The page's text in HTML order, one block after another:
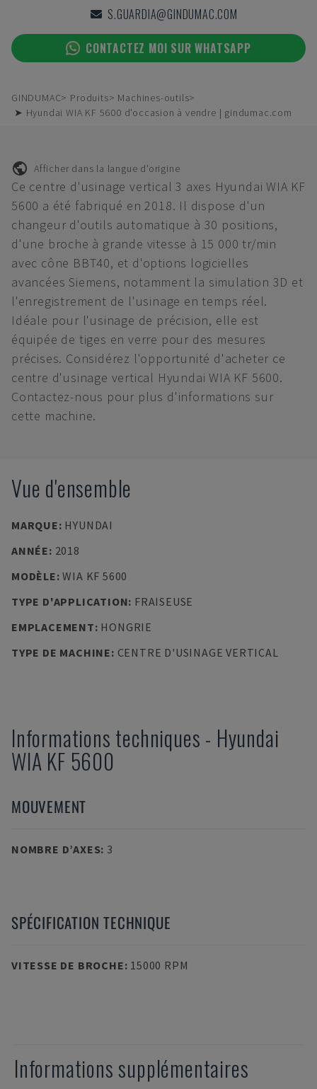
S.GUARDIA@GINDUMAC.COM
CONTACTEZ MOI SUR WHATSAPP
GINDUMAC Produits
Machines-outils
➤ Hyundai WIA KF 5600 d'occasion à vendre | gindumac.com
Afficher dans la langue d'origine
Ce centre d'usinage vertical 3 axes Hyundai WIA KF
5600 a été fabriqué en 2018. Il dispose d'un
changeur d'outils automatique à 30 positions,
d'une broche à grande vitesse à 15 000 tr/min
avec cône BBT40, et d'options logicielles
avancées Siemens, notamment la simulation 3D et
l'enregistrement de l'usinage en temps réel.
Idéale pour l'usinage de précision, elle est
équipée de tiges en verre pour des mesures
précises. Considérez l'opportunité d'acheter ce
centre d'usinage vertical Hyundai WIA KF 5600.
Contactez-nous pour plus d'informations sur
cette machine.
Vue d'ensemble
MARQUE: HYUNDAI
ANNÉE: 2018
MODÈLE:WIA KF 5600
TYPE D'APPLICATION: FRAISEUSE
EMPLACEMENT: HONGRIE
TYPE DE MACHINE: CENTRE D'USINAGE VERTICAL
Informations techniques - Hyundai
WIA KF 5600
MOUVEMENT
NOMBRE D’AXES: 3
SPÉCIFICATION TECHNIQUE
VITESSE DE BROCHE: 15000 RPM
Informations supplémentaires